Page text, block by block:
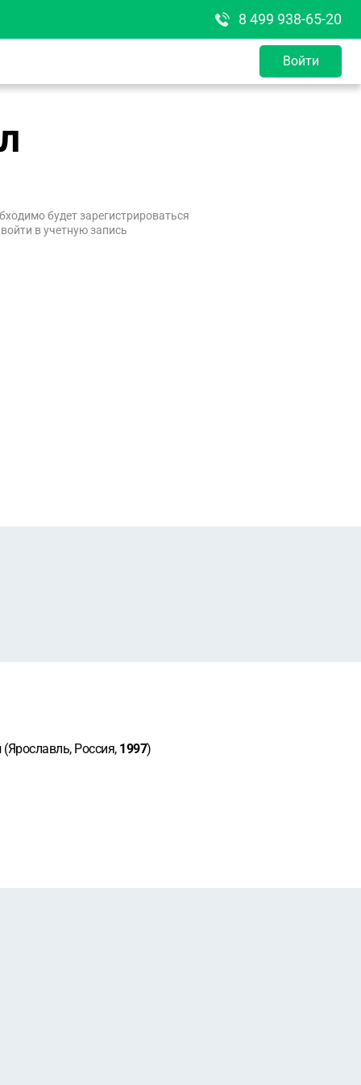
8 499 938-65-20
Войти
будет зарегистрироваться
в учетную запись
(Ярославль, Россия, 1997)